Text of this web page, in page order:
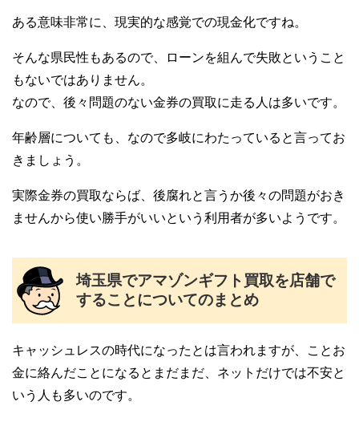
ある意味非常に、現実的な感覚での現金化ですね。
そんな県民性もあるので、ローンを組んで失敗ということ
もないではありません。
なので、後々問題のない金券の買取に走る人は多いです。
年齢層についても、なので多岐にわたっていると言ってお
きましょう。
実際金券の買取ならば、後腐れと言うか後々の問題がおき
ませんから使い勝手がいいという利用者が多いようです。
埼玉県でアマゾンギフト買取を店舗で
することについてのまとめ
キャッシュレスの時代になったとは言われますが、ことお
金に絡んだことになるとまだまだ、ネットだけでは不安と
いう人も多いのです。